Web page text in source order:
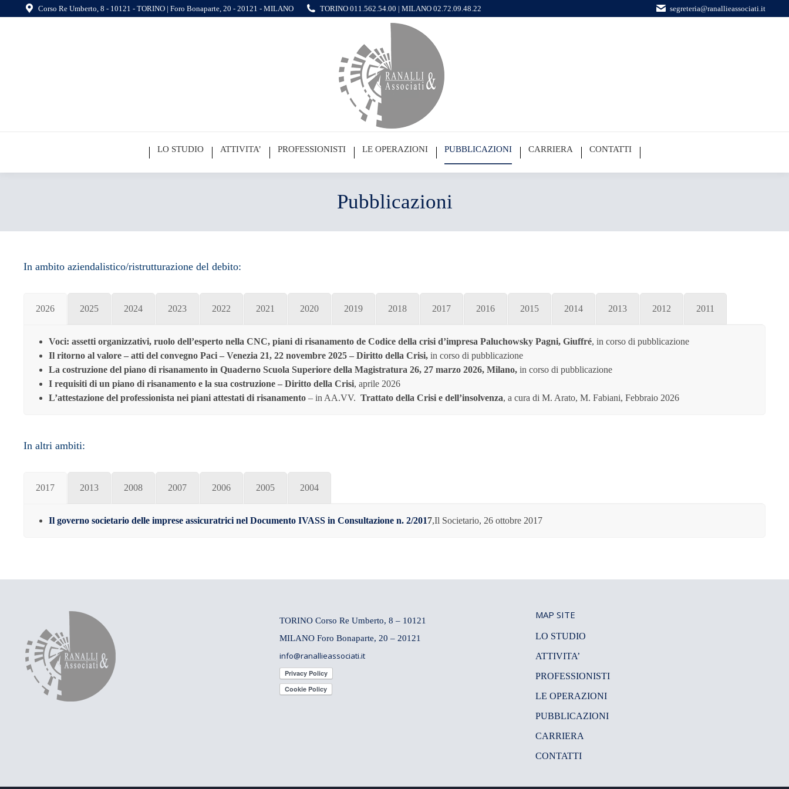
Corso Re Umberto, 8 - 10121 - TORINO | Foro Bonaparte, 20 - 20121 - MILANO TORINO 011.562.54.00 | MILANO 02.72.09.48.22 segreteria@ranallieassociati.it
LO STUDIO ATTIVITA’ PROFESSIONISTI LE OPERAZIONI PUBBLICAZIONI CARRIERA CONTATTI
Pubblicazioni
In ambito aziendalistico/ristrutturazione del debito:
2026 2025 2024 2023 2022 2021 2020 2019 2018 2017 2016 2015 2014 2013 2012 2011
Voci: assetti organizzativi, ruolo dell’esperto nella CNC, piani di risanamento de Codice della crisi d’impresa Paluchowsky Pagni, Giuffré, in corso di pubblicazione
Il ritorno al valore – atti del convegno Paci – Venezia 21, 22 novembre 2025 – Diritto della Crisi, in corso di pubblicazione
La costruzione del piano di risanamento in Quaderno Scuola Superiore della Magistratura 26, 27 marzo 2026, Milano, in corso di pubblicazione
I requisiti di un piano di risanamento e la sua costruzione – Diritto della Crisi, aprile 2026
L’attestazione del professionista nei piani attestati di risanamento – in AA.VV. Trattato della Crisi e dell’insolvenza, a cura di M. Arato, M. Fabiani, Febbraio 2026
In altri ambiti:
2017 2013 2008 2007 2006 2005 2004
Il governo societario delle imprese assicuratrici nel Documento IVASS in Consultazione n. 2/2017,Il Societario, 26 ottobre 2017
TORINO Corso Re Umberto, 8 – 10121
MILANO Foro Bonaparte, 20 – 20121
info@ranallieassociati.it
MAP SITE
LO STUDIO
ATTIVITA’
PROFESSIONISTI
LE OPERAZIONI
PUBBLICAZIONI
CARRIERA
CONTATTI